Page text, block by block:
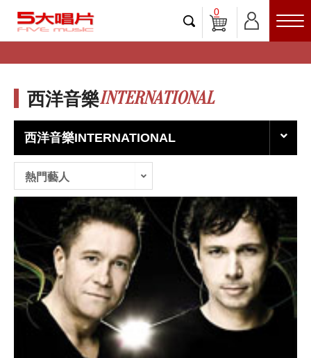
0
西洋音樂INTERNATIONAL
西洋音樂INTERNATIONAL
熱門藝人